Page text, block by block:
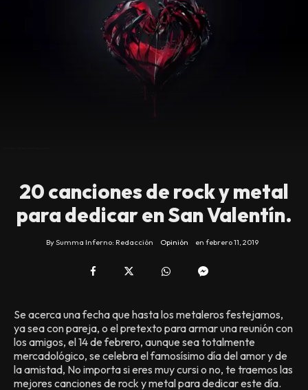
20 canciones de rock y metal
para dedicar en San Valentín.
BySumma Inferno: Redacción Opinión en febrero 11, 2019
Se acerca una fecha que hasta los metaleros festejamos,
ya sea con pareja, o el pretexto para armar una reunión con
los amigos, el 14 de febrero, aunque sea totalmente
mercadológico, se celebra el famosísimo día del amor y de
la amistad, No importa si eres muy cursi o no, te traemos las
mejores canciones de rock y metal para dedicar este día.